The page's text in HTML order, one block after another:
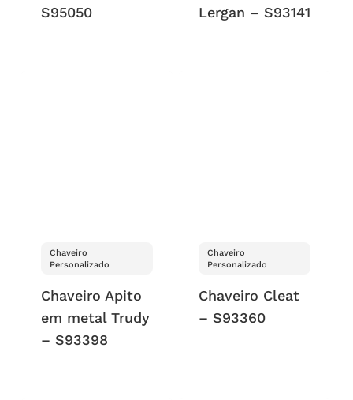
S95050
Lergan – S93141
Chaveiro
Personalizado
Chaveiro Apito
em metal Trudy
– S93398
Chaveiro
Personalizado
Chaveiro Cleat
– S93360